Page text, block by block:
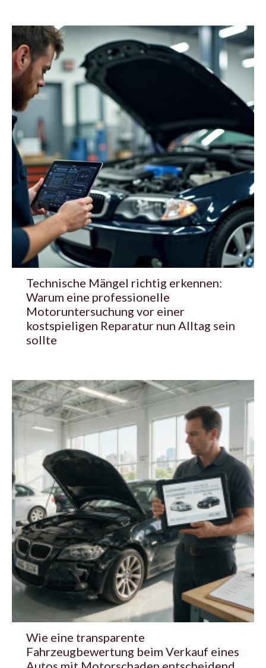
Technische Mängel richtig erkennen:
Warum eine professionelle
Motoruntersuchung vor einer
kostspieligen Reparatur nun Alltag sein
sollte
Wie eine transparente
Fahrzeugbewertung beim Verkauf eines